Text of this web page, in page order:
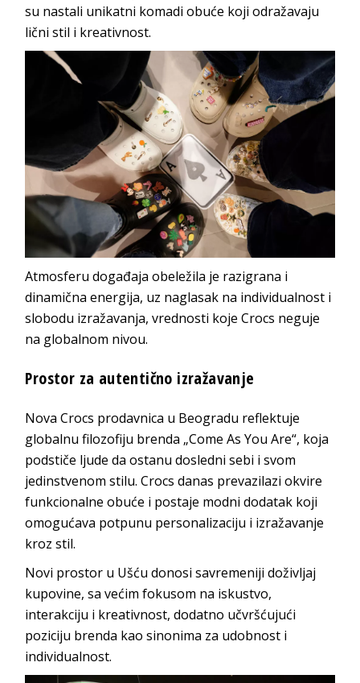
su nastali unikatni komadi obuće koji odražavaju
lični stil i kreativnost.
Atmosferu događaja obeležila je razigrana i
dinamična energija, uz naglasak na individualnost i
slobodu izražavanja, vrednosti koje Crocs neguje
na globalnom nivou.
Prostor za autentično izražavanje
Nova Crocs prodavnica u Beogradu reflektuje
globalnu filozofiju brenda „Come As You Are“, koja
podstiče ljude da ostanu dosledni sebi i svom
jedinstvenom stilu. Crocs danas prevazilazi okvire
funkcionalne obuće i postaje modni dodatak koji
omogućava potpunu personalizaciju i izražavanje
kroz stil.
Novi prostor u Ušću donosi savremeniji doživljaj
kupovine, sa većim fokusom na iskustvo,
interakciju i kreativnost, dodatno učvršćujući
poziciju brenda kao sinonima za udobnost i
individualnost.